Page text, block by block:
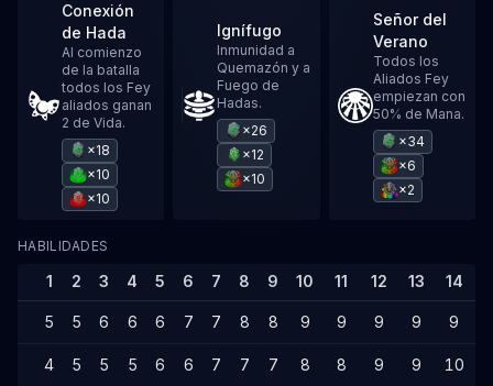
Conexión
de Hada
Al comienzo
de la batalla
todos los Fey
aliados ganan
2 de Vida.
×18
×10
×10
Ignífugo
Inmunidad a
Quemazón y a
Fuego de
Hadas.
×26
×12
×10
Señor del
Verano
Todos los
Aliados Fey
empiezan con
50% de Mana.
×34
×6
×2
HABILIDADES
1 2 3 4 5 6 7 8 9 10 11 12 13 14
5 5 6 6 6 7 7 8 8 9 9 9 9 9
4 5 5 5 6 6 7 7 7 8 8 9 9 10